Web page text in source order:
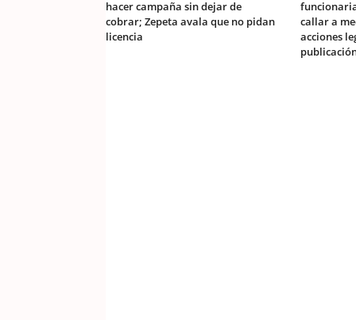
hacer campaña sin dejar de
cobrar; Zepeta avala que no pidan
licencia
callar a
acciones